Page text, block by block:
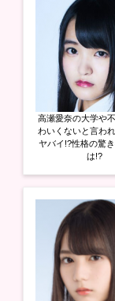
高瀬愛奈の大学や
わいくないと言わ
ヤバイ!?性格の驚
は!?